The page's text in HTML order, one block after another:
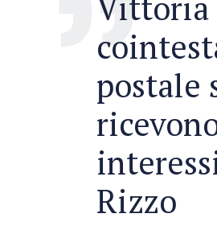
postale
Rizzo